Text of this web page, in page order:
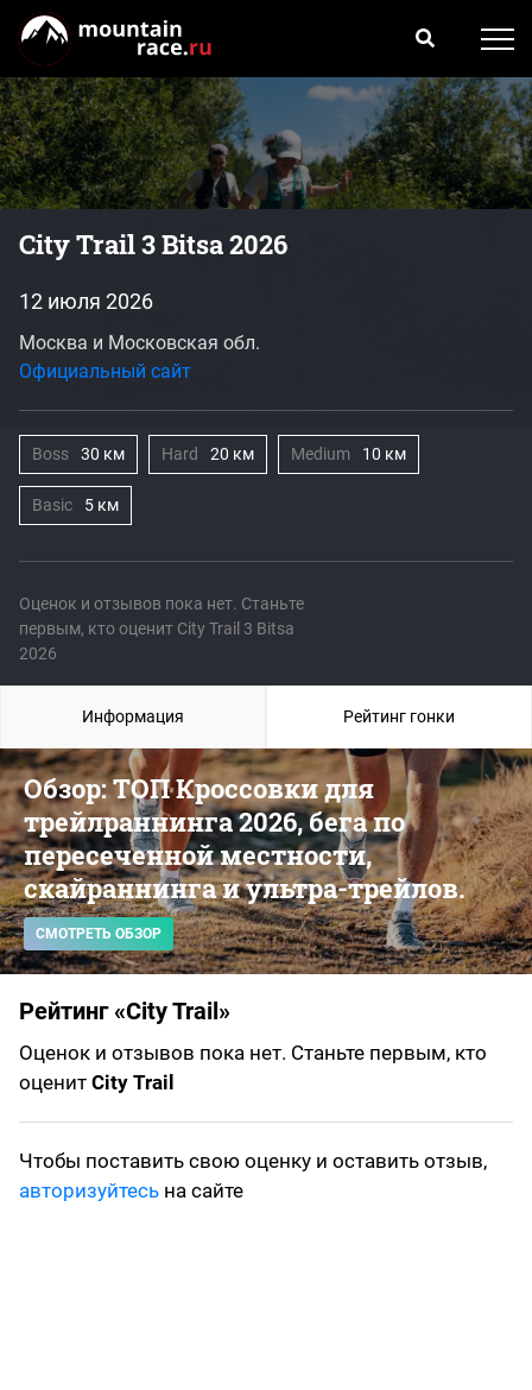
City Trail 3 Bitsa 2026
Оценок и отзывов пока нет. Станьте
первым, кто оценит City Trail 3 Bitsa
2026
12 июля 2026
Москва и Московская обл.
Официальный сайт
Boss 30 км Hard 20 км Medium 10 км
Basic 5 км
Обзор: ТОП Кроссовки для
трейлраннинга 2026, бега по
пересеченной местности,
скайраннинга и ультра-трейлов.
СМОТРЕТЬ ОБЗОР
Рейтинг «City Trail»
Оценок и отзывов пока нет. Станьте первым, кто
оценит City Trail
Чтобы поставить свою оценку и оставить отзыв,
авторизуйтесь на сайте
Информация Рейтинг гонки